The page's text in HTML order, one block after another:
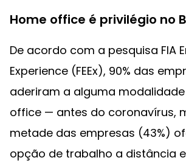
Home office é privilégio no
De acordo com a pesquisa FIA
Experience (FEEx), 90% das
aderiram a alguma
office — antes do coronavírus,
metade das empresas (43%)
opção de trabalho a distância